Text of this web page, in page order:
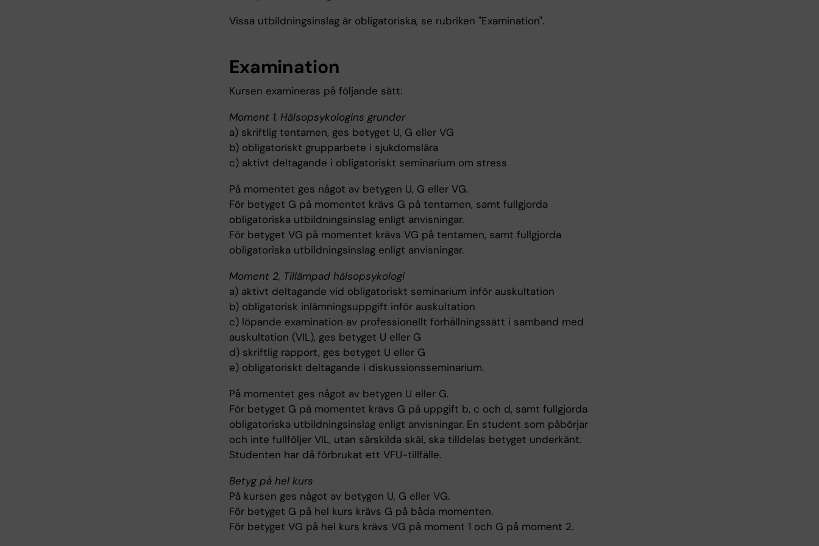
Vissa utbildningsinslag är obligatoriska, se rubriken "Examination".
Examination
Kursen examineras på följande sätt:
Moment 1, Hälsopsykologins grunder
a) skriftlig tentamen, ges betyget U, G eller VG
b) obligatoriskt grupparbete i sjukdomslära
c) aktivt deltagande i obligatoriskt seminarium om stress
På momentet ges något av betygen U, G eller VG.
För betyget G på momentet krävs G på tentamen, samt fullgjorda
obligatoriska utbildningsinslag enligt anvisningar.
För betyget VG på momentet krävs VG på tentamen, samt fullgjorda
obligatoriska utbildningsinslag enligt anvisningar.
Moment 2, Tillämpad hälsopsykologi
a) aktivt deltagande vid obligatoriskt seminarium inför auskultation
b) obligatorisk inlämningsuppgift inför auskultation
c) löpande examination av professionellt förhållningssätt i samband med
auskultation (VIL), ges betyget U eller G
d) skriftlig rapport, ges betyget U eller G
e) obligatoriskt deltagande i diskussionsseminarium.
På momentet ges något av betygen U eller G.
För betyget G på momentet krävs G på uppgift b, c och d, samt fullgjorda
obligatoriska utbildningsinslag enligt anvisningar. En student som påbörjar
och inte fullföljer VIL, utan särskilda skäl, ska tilldelas betyget underkänt.
Studenten har då förbrukat ett VFU-tillfälle.
Betyg på hel kurs
På kursen ges något av betygen U, G eller VG.
För betyget G på hel kurs krävs G på båda momenten.
För betyget VG på hel kurs krävs VG på moment 1 och G på moment 2.